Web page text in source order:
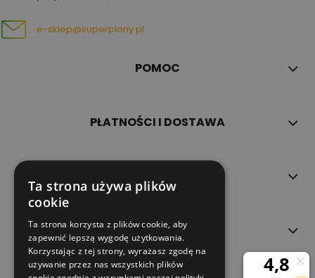
e-sklep@superplony.pl
POMOC
PŁATNOŚCI I DOSTAWA
O NAS
Ta strona używa plików
cookie
Ta strona korzysta z plików cookie, aby
zapewnić lepszą wygodę użytkowania.
Korzystając z tej strony, wyrażasz zgodę na
używanie przez nas wszystkich plików